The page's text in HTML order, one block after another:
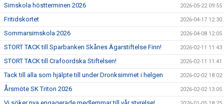
Simskola höstterminen 2026 2026-05-22 09:55
Fritidskortet 2026-04-17 12:30
Sommarsimskola 2026 2026-04-08 12:05
STORT TACK till Sparbanken Skånes Ägarstiftelse Finn! 2026-02-11 11:43
STORT TACK till Crafoordska Stiftelsen! 2026-02-11 11:41
Tack till alla som hjälpte till under Dronksimmet i helgen 2026-02-02 18:02
Årsmöte SK Triton 2026 2026-02-02 13:05